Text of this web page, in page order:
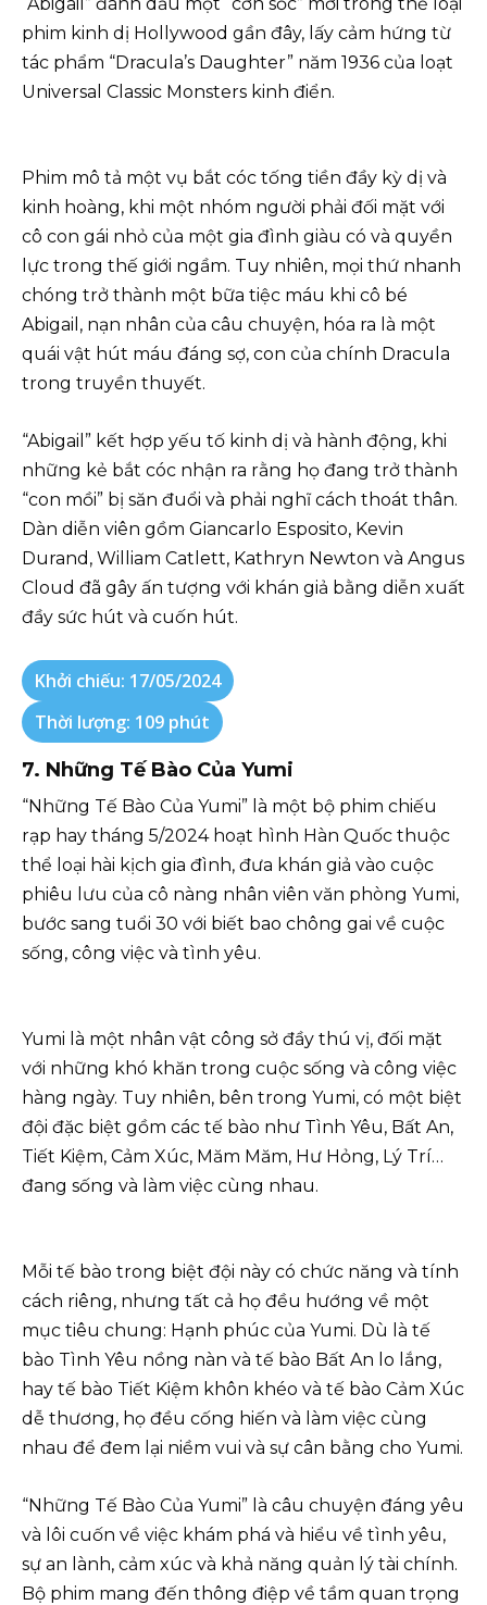
phim kinh dị Hollywood gần đây, lấy cảm hứng từ
tác phẩm “Dracula’s Daughter” năm 1936 của loạt
Universal Classic Monsters kinh điển.
Phim mô tả một vụ bắt cóc tống tiền đầy kỳ dị và
kinh hoàng, khi một nhóm người phải đối mặt với
cô con gái nhỏ của một gia đình giàu có và quyền
lực trong thế giới ngầm. Tuy nhiên, mọi thứ nhanh
chóng trở thành một bữa tiệc máu khi cô bé
Abigail, nạn nhân của câu chuyện, hóa ra là một
quái vật hút máu đáng sợ, con của chính Dracula
trong truyền thuyết.
“Abigail” kết hợp yếu tố kinh dị và hành động, khi
những kẻ bắt cóc nhận ra rằng họ đang trở thành
“con mồi” bị săn đuổi và phải nghĩ cách thoát thân.
Dàn diễn viên gồm Giancarlo Esposito, Kevin
Durand, William Catlett, Kathryn Newton và Angus
Cloud đã gây ấn tượng với khán giả bằng diễn xuất
đầy sức hút và cuốn hút.
Khởi chiếu: 17/05/2024
Thời lượng: 109 phút
7. Những Tế Bào Của Yumi
“Những Tế Bào Của Yumi” là một bộ phim chiếu
rạp hay tháng 5/2024 hoạt hình Hàn Quốc thuộc
thể loại hài kịch gia đình, đưa khán giả vào cuộc
phiêu lưu của cô nàng nhân viên văn phòng Yumi,
bước sang tuổi 30 với biết bao chông gai về cuộc
sống, công việc và tình yêu.
Yumi là một nhân vật công sở đầy thú vị, đối mặt
với những khó khăn trong cuộc sống và công việc
hàng ngày. Tuy nhiên, bên trong Yumi, có một biệt
đội đặc biệt gồm các tế bào như Tình Yêu, Bất An,
Tiết Kiệm, Cảm Xúc, Măm Măm, Hư Hỏng, Lý Trí…
đang sống và làm việc cùng nhau.
Mỗi tế bào trong biệt đội này có chức năng và tính
cách riêng, nhưng tất cả họ đều hướng về một
mục tiêu chung: Hạnh phúc của Yumi. Dù là tế
bào Tình Yêu nồng nàn và tế bào Bất An lo lắng,
hay tế bào Tiết Kiệm khôn khéo và tế bào Cảm Xúc
dễ thương, họ đều cống hiến và làm việc cùng
nhau để đem lại niềm vui và sự cân bằng cho Yumi.
“Những Tế Bào Của Yumi” là câu chuyện đáng yêu
và lôi cuốn về việc khám phá và hiểu về tình yêu,
sự an lành, cảm xúc và khả năng quản lý tài chính.
Bộ phim mang đến thông điệp về tầm quan trọng